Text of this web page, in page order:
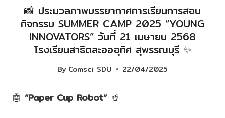
📸 ประมวลภาพบรรยากาศการเรียนการสอน
กิจกรรม SUMMER CAMP 2025 “YOUNG
INNOVATORS” วันที่ 21 เมษายน 2568
โรงเรียนสาธิตละอออุทิศ สุพรรณบุรี ✨
By Comsci SDU 22/04/2025
🤖 “Paper Cup Robot”🥤